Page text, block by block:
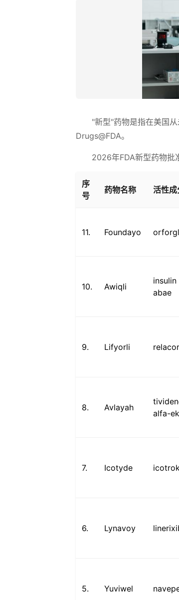
"新型"药物是指在美国
Drugs@FDA。
2026年FDA新型药物批
序
号
药物名称 活性成
11. Foundayo
10. Awiqli
abae
9. Lifyorli
8. Avlayah
alfa-
7. Icotyde
6. Lynavoy
5. Yuviwel